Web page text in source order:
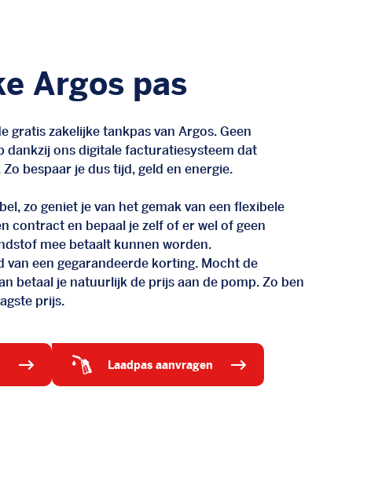
Argos pas
gratis zakelijke tankpas van Argos. Geen
dankzij ons digitale facturatiesysteem dat
bespaar je dus tijd, geld en energie.
zo geniet je van het gemak van een flexibele
contract en bepaal je zelf of er wel of geen
mee betaalt kunnen worden.
een gegarandeerde korting. Mocht de
betaal je natuurlijk de prijs aan de pomp. Zo ben
prijs.
laadpas aanvragen